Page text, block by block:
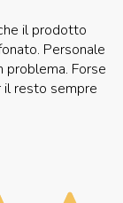
il prodotto
Personale
Forse
il resto sempre